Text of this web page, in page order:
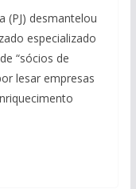
(PJ) desmantelou
especializado
“sócios de
lesar empresas